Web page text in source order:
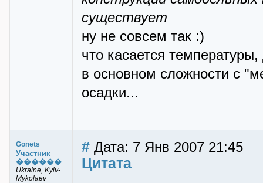
существует
ну не совсем так :)
что касается
в основном сложности с
осадки...
Gonets
Участник
������
Ukraine, Kyiv-
Mykolaev
# Дата: 7 Янв 2007 21:45
Цитата